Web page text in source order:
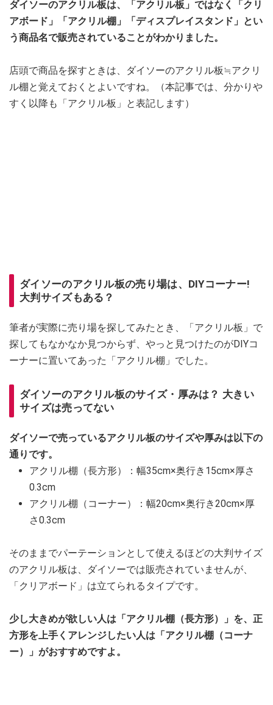
ダイソーのアクリル板は、「アクリル板」ではなく「クリ
アボード」「アクリル棚」「ディスプレイスタンド」とい
う商品名で販売されていることがわかりました。
店頭で商品を探すときは、ダイソーのアクリル板≒アクリ
ル棚と覚えておくとよいですね。（本記事では、分かりや
すく以降も「アクリル板」と表記します）
ダイソーのアクリル板の売り場は、DIYコーナー!
大判サイズもある？
筆者が実際に売り場を探してみたとき、「アクリル板」で
探してもなかなか見つからず、やっと見つけたのがDIYコ
ーナーに置いてあった「アクリル棚」でした。
ダイソーのアクリル板のサイズ・厚みは？ 大きい
サイズは売ってない
ダイソーで売っているアクリル板のサイズや厚みは以下の
通りです。
アクリル棚（長方形）：幅35cm×奥行き15cm×厚さ
0.3cm
アクリル棚（コーナー）：幅20cm×奥行き20cm×厚
さ0.3cm
そのままでパーテーションとして使えるほどの大判サイズ
のアクリル板は、ダイソーでは販売されていませんが、
「クリアボード」は立てられるタイプです。
少し大きめが欲しい人は「アクリル棚（長方形）」を、正
方形を上手くアレンジしたい人は「アクリル棚（コーナ
ー）」がおすすめですよ。